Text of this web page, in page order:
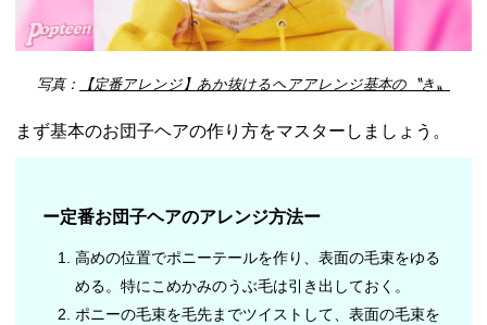
写真： 【定番アレンジ】あか抜けるヘアアレンジ基本の〝き〟
まず基本のお団子ヘアの作り方をマスターしましょう。
ー定番お団子ヘアのアレンジ方法ー
高めの位置でポニーテールを作り、表面の毛束をゆる
める。特にこめかみのうぶ毛は引き出しておく。
ポニーの毛束を毛先までツイストして、表面の毛束を